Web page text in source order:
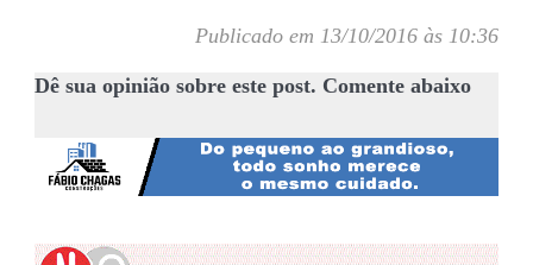
Publicado em 13/10/2016 às 10:36
Dê sua opinião sobre este post. Comente abaixo